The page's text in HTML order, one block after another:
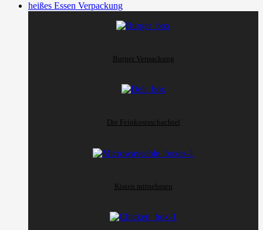
heißes Essen Verpackung
Burger Verpackung
Die Feinkostsschachtel
Kisten mitnehmen